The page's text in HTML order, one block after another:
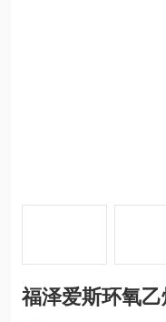
福泽爱斯环氧